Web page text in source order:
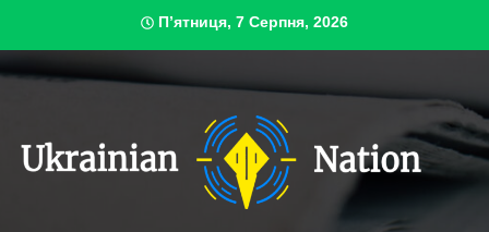
content
П’ятниця, 7 Серпня, 2026